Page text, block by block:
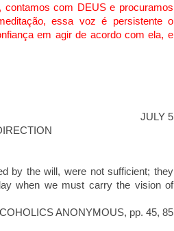
contamos com DEUS e procuramos
essa voz é persistente o
em agir de acordo com ela, e
JULY 5
by the will, were not sufficient; they
when we must carry the vision of
ANONYMOUS, pp. 45, 85